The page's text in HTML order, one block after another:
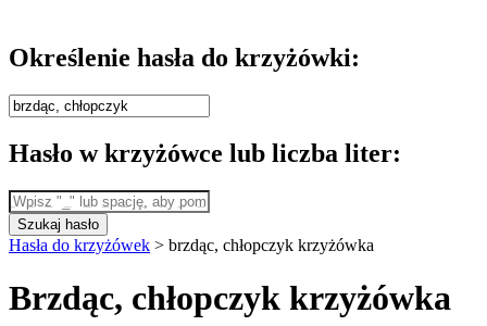
Określenie hasła do krzyżówki:
Hasło w krzyżówce lub liczba liter:
Szukaj hasło
Hasła do krzyżówek > brzdąc, chłopczyk krzyżówka
Brzdąc, chłopczyk krzyżówka